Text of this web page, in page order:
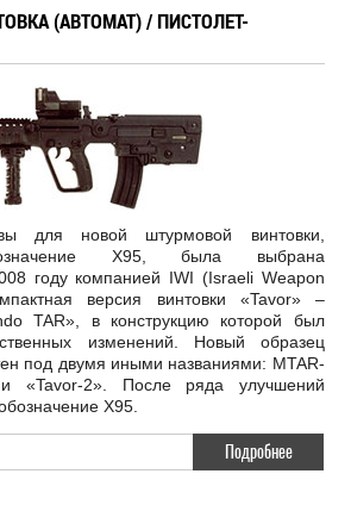
(АВТОМАТ) / ПИСТОЛЕТ-
для новой штурмовой винтовки,
X95, была выбрана
году компанией IWI (Israeli Weapon
версия винтовки «Tavor» –
TAR», в конструкцию которой был
изменений. Новый образец
под двумя иными названиями: MTAR-
«Tavor-2». После ряда улучшений
X95.
Подробнее